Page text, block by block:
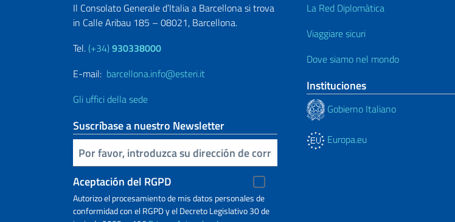
Il Consolato Generale d’Italia a Barcellona si trova
in Calle Aribau 185 – 08021, Barcellona.
Tel. (+34) 930338000
E-mail: barcellona.info@esteri.it
Gli uffici della sede
Suscríbase a nuestro Newsletter
Inserta tu correo electronico
Aceptación del RGPD
Autorizo ​​el procesamiento de mis datos personales de
conformidad con el RGPD y el Decreto Legislativo 30 de
La Red Diplomàtica
Viaggiare sicuri
Dove siamo nel mondo
Instituciones
Gobierno Italiano
Europa.eu